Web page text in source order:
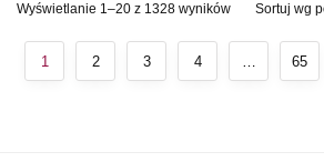
Wyświetlanie 1–20 z 1328 wyników
1 2 3 4 … 65